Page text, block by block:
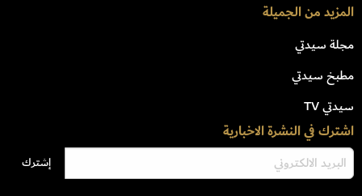
المزيد من الجميلة
مجلة سيدتي
مطبخ سيدتي
سيدتي TV
اشترك في النشرة الاخبارية